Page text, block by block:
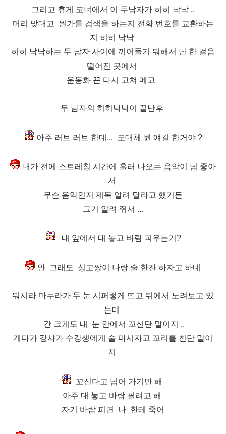
그리고 휴게 코너에서 이 두남자가 히히 낙낙 ..
머리 맞대고 뭔가를 검색을 하는지 전화 번호를 교환하는
지 히히 낙낙
히히 낙낙하는 두 남자 사이에 끼어들기 뭐해서 난 한 걸음
떨어진 곳에서
운동화 끈 다시 고쳐 메고
두 남자의 히히낙낙이 끝난후
아주 러브 러브 한데... 도대체 뭔 얘길 한거야 ?
내가 전에 스트레칭 시간에 흘러 나오는 음악이 넘 좋아
서
무슨 음악인지 제목 알려 달라고 했거든
그거 알려 줘서 ...
내 앞에서 대 놓고 바람 피우는거?
안 그래도 싱고짱이 나랑 술 한잔 하자고 하네
뭐시라 마누라가 두 눈 시퍼렇게 뜨고 뒤에서 노려보고 있
는데
간 크게도 내 눈 안에서 꼬신단 말이지 ..
게다가 강사가 수강생에게 술 마시자고 꼬리를 친단 말이
지
꼬신다고 넘어 가기만 해
아주 대 놓고 바람 필려고 해
자기 바람 피면 나 한테 죽어